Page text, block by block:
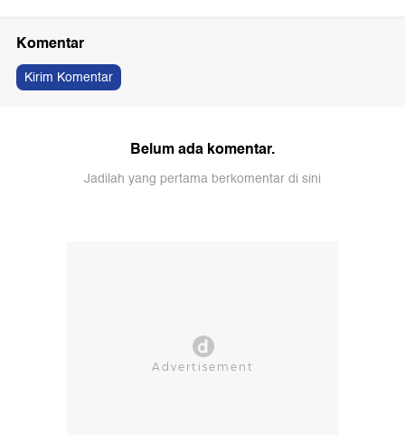
Komentar
Kirim Komentar
Belum ada komentar.
Jadilah yang pertama berkomentar di sini